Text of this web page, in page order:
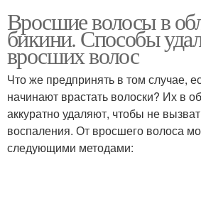
Вросшие волосы в
бикини. Способы
вросших волос
Что же предпринять в том случае,
начинают врастать волоски? Их в
аккуратно удаляют, чтобы не
воспаления. От вросшего волоса
следующими методами: